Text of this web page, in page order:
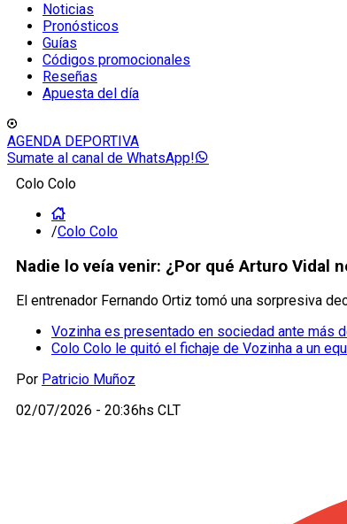
Noticias
Pronósticos
Guías
Códigos promocionales
Reseñas
Apuesta del día
AGENDA DEPORTIVA
Sumate al canal de WhatsApp!
Colo Colo
/Colo Colo
Nadie lo veía venir: ¿Por qué Arturo Vidal
El entrenador Fernando Ortiz tomó una sorpresiva
Vozinha es presentado en sociedad ante más
Colo Colo le quitó el fichaje de Vozinha a un
Por Patricio Muñoz
02/07/2026 - 20:36hs CLT